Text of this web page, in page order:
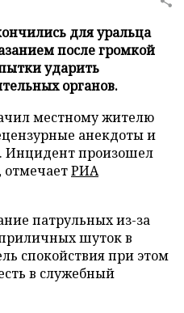
для уральца
после громкой
ударить
органов.
местному жителю
анекдоты и
Инцидент произошел
отмечаетРИА
патрульных из-за
шуток в
спокойствия при этом
в служебный